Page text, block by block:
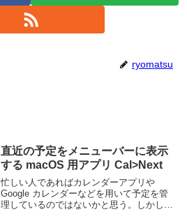
ryomatsu
直近の予定をメニューバーに表示
する macOS 用アプリ Cal>Next
忙しい人であればカレンダーアプリや
Google カレンダーなどを用いて予定を管
理しているのではないかと思う。しかしち